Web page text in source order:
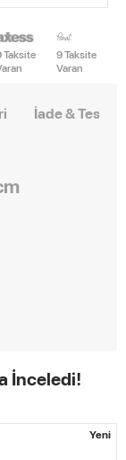
Taksite
9 Taksite
Varan
İade &
İnceledi!